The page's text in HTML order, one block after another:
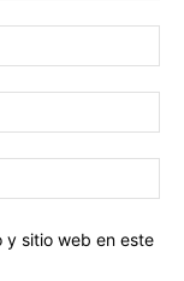
y sitio web en este